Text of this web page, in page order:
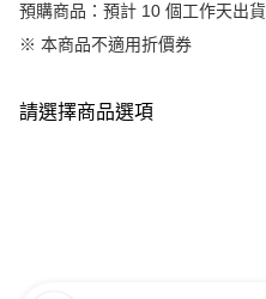
預購商品：預計 10 個工作天出貨
※ 本商品不適用折價券
請選擇商品選項